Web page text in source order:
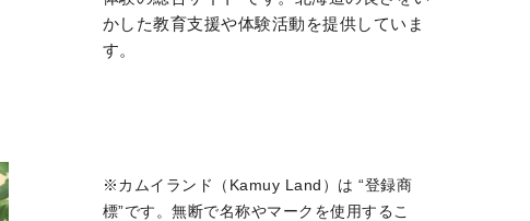
かした教育支援や体験活動を提供していま
す。
※カムイランド（Kamuy Land）は “登録商
標”です。無断で名称やマークを使用するこ